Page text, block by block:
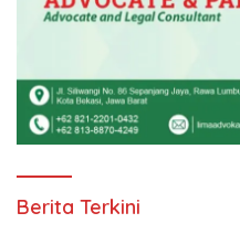
Berita Terkini